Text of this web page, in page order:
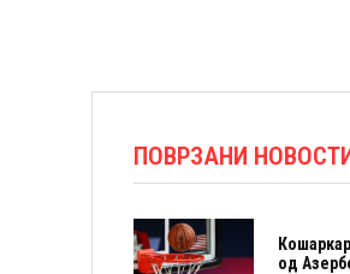
ПОВРЗАНИ
од